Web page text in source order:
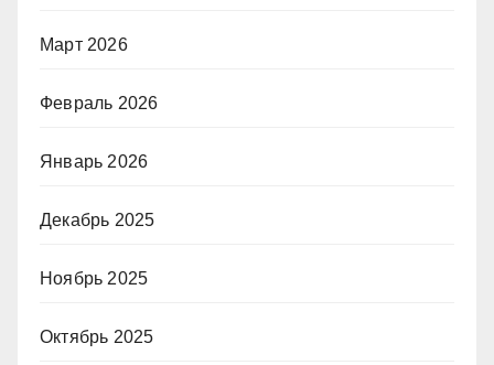
Март 2026
Февраль 2026
Январь 2026
Декабрь 2025
Ноябрь 2025
Октябрь 2025